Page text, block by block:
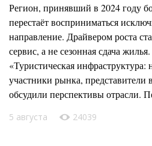
Регион, принявший в 2024 году
перестаёт восприниматься
направление. Драйвером роста
сервис, а не сезонная сдача
«Туристическая
участники рынка, представители
обсудили перспективы отрасли.
5 августа 24039